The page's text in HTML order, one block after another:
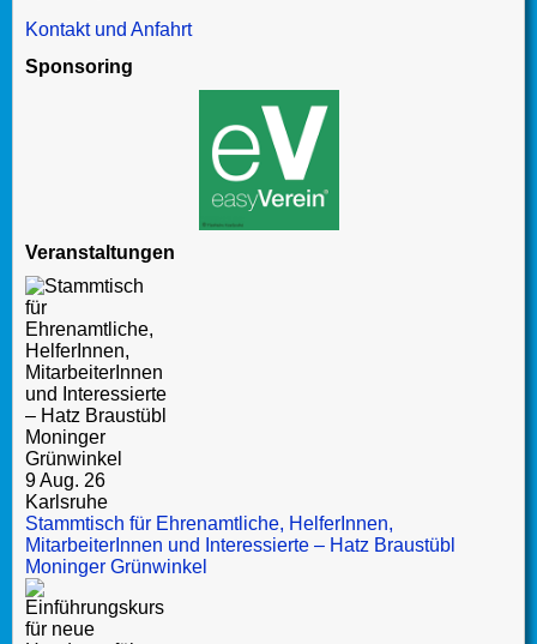
Kontakt und Anfahrt
Sponsoring
Veranstaltungen
9 Aug. 26
Karlsruhe
Stammtisch für Ehrenamtliche, HelferInnen,
MitarbeiterInnen und Interessierte – Hatz Braustübl
Moninger Grünwinkel